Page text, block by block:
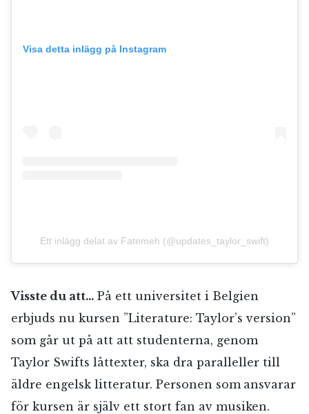
Visa detta inlägg på Instagram
Ett inlägg delat av Fatemeh (@updates_taylor_swift)
Visste du att… På ett universitet i Belgien
erbjuds nu kursen ”Literature: Taylor’s version”
som går ut på att att studenterna, genom
Taylor Swifts låttexter, ska dra paralleller till
äldre engelsk litteratur. Personen som ansvarar
för kursen är själv ett stort fan av musiken.